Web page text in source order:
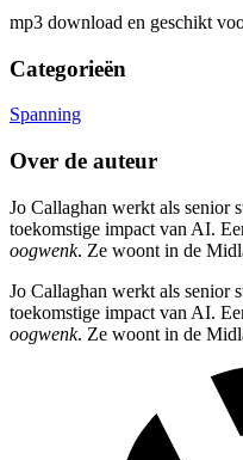
mp3 download en geschikt
Categorieën
Spanning
Over de auteur
Jo Callaghan werkt als senior
toekomstige impact van AI.
oogwenk. Ze woont in de
Jo Callaghan werkt als senior
toekomstige impact van AI.
oogwenk. Ze woont in de